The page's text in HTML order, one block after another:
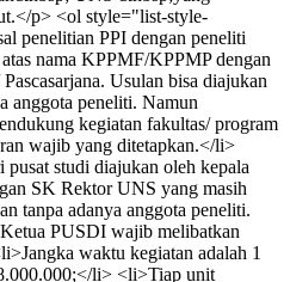
p> <ol style="list-style-
penelitian PPI dengan peneliti
nama KPPMF/KPPMP dengan
Usulan bisa diajukan
anggota peneliti. Namun
kegiatan fakultas/ program
wajib yang ditetapkan.</li>
studi diajukan oleh kepala
SK Rektor UNS yang masih
tanpa adanya anggota peneliti.
PUSDI wajib melibatkan
waktu kegiatan adalah 1
li> <li>Tiap unit